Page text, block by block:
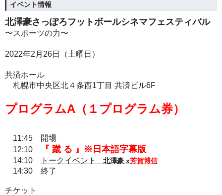
イベント情報
北澤豪さっぽろフットボールシネマフェスティバル
〜スポーツの力〜
2022年2月26日（土曜日）
共済ホール
札幌市中央区北４条西1丁目 共済ビル6F
プログラムA（１プログラム券）
11:45 開場
12:10
『 蹴 る 』※日本語字幕版
14:10 トークイベント 北澤豪 x芳賀博信
14:30 終了
チケット